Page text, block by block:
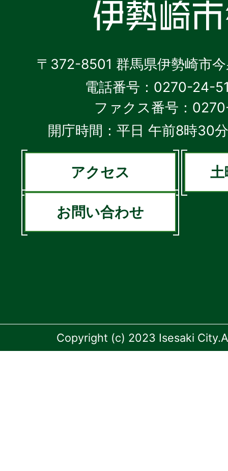
〒372-8501 群馬県伊勢崎市
電話番号：0270-24-
ファクス番号：
開庁時間：平日 午前8時30
アクセス 土
お問い合わせ
Copyright (c) 2023 Isesaki